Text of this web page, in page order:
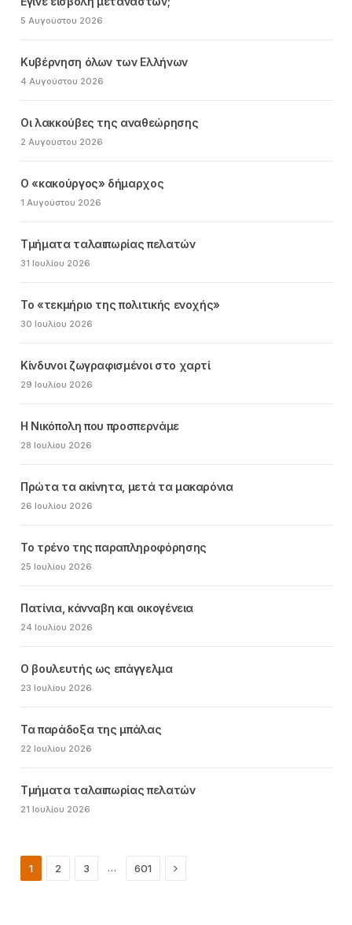
5 Αυγούστου 2026
Κυβέρνηση όλων των Ελλήνων
4 Αυγούστου 2026
Οι λακκούβες της αναθεώρησης
2 Αυγούστου 2026
Ο «κακούργος» δήμαρχος
1 Αυγούστου 2026
Τμήματα ταλαιπωρίας πελατών
31 Ιουλίου 2026
Το «τεκμήριο της πολιτικής ενοχής»
30 Ιουλίου 2026
Κίνδυνοι ζωγραφισμένοι στο χαρτί
29 Ιουλίου 2026
Η Νικόπολη που προσπερνάμε
28 Ιουλίου 2026
Πρώτα τα ακίνητα, μετά τα μακαρόνια
26 Ιουλίου 2026
Το τρένο της παραπληροφόρησης
25 Ιουλίου 2026
Πατίνια, κάνναβη και οικογένεια
24 Ιουλίου 2026
Ο βουλευτής ως επάγγελμα
23 Ιουλίου 2026
Τα παράδοξα της μπάλας
22 Ιουλίου 2026
Τμήματα ταλαιπωρίας πελατών
21 Ιουλίου 2026
1 2 3 … 601 Next